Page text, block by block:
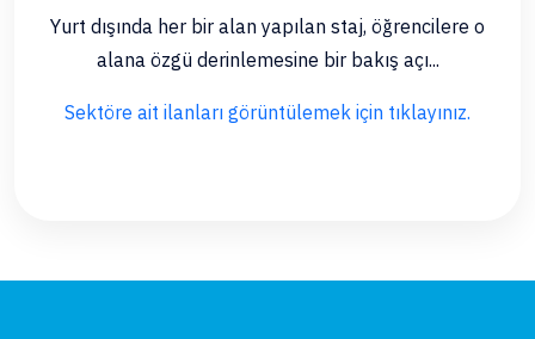
Yurt dışında her bir alan yapılan staj, öğrencilere o
alana özgü derinlemesine bir bakış açı...
Sektöre ait ilanları görüntülemek için tıklayınız.